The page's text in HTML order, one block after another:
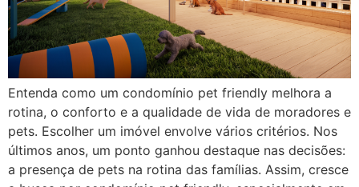
Entenda como um condomínio pet friendly melhora a
rotina, o conforto e a qualidade de vida de moradores e
pets. Escolher um imóvel envolve vários critérios. Nos
últimos anos, um ponto ganhou destaque nas decisões:
a presença de pets na rotina das famílias. Assim, cresce